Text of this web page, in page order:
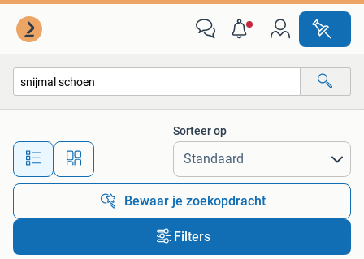
Alle afstanden…
Sorteer op
Bewaar je zoekopdracht
Filters